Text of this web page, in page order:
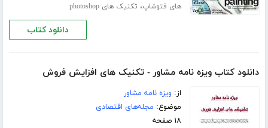
های فتوشاپ، تکنیک های photoshop
دانلود کتاب
دانلود کتاب ویزه نامه مشاور - تکنیک های افزایش فروش
از: ویزه نامه مشاور
موضوع: مجله‌های اقتصادی
۱۸ صفحه